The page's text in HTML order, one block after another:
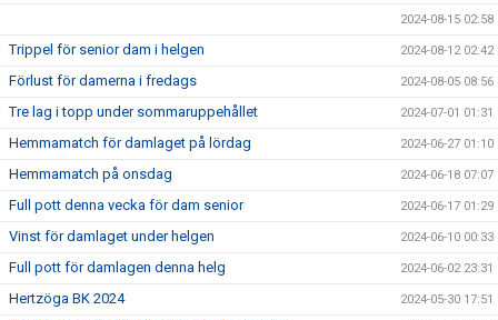
2024-08-15 02:58
Trippel för senior dam i helgen 2024-08-12 02:42
Förlust för damerna i fredags 2024-08-05 08:56
Tre lag i topp under sommaruppehållet 2024-07-01 01:31
Hemmamatch för damlaget på lördag 2024-06-27 01:10
Hemmamatch på onsdag 2024-06-18 07:07
Full pott denna vecka för dam senior 2024-06-17 01:29
Vinst för damlaget under helgen 2024-06-10 00:33
Full pott för damlagen denna helg 2024-06-02 23:31
Hertzöga BK 2024 2024-05-30 17:51